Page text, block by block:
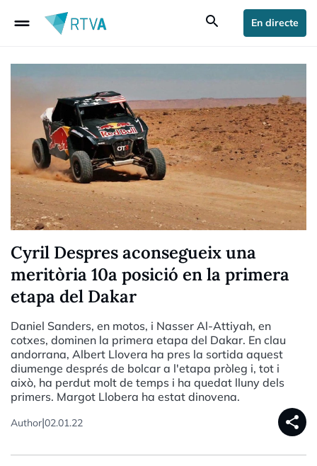
drag_handle search En directe
Cyril Despres aconsegueix una
meritòria 10a posició en la primera
etapa del Dakar
Daniel Sanders, en motos, i Nasser Al-Attiyah, en
cotxes, dominen la primera etapa del Dakar. En clau
andorrana, Albert Llovera ha pres la sortida aquest
diumenge després de bolcar a l'etapa pròleg i, tot i
això, ha perdut molt de temps i ha quedat lluny dels
primers. Margot Llobera ha estat dinovena.
Author|02.01.22 share